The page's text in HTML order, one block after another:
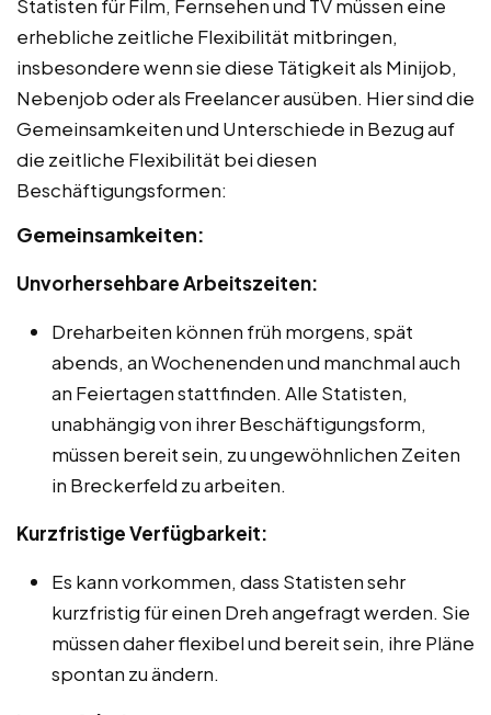
Statisten für Film, Fernsehen und TV müssen eine
erhebliche zeitliche Flexibilität mitbringen,
insbesondere wenn sie diese Tätigkeit als Minijob,
Nebenjob oder als Freelancer ausüben. Hier sind die
Gemeinsamkeiten und Unterschiede in Bezug auf
die zeitliche Flexibilität bei diesen
Beschäftigungsformen:
Gemeinsamkeiten:
Unvorhersehbare Arbeitszeiten:
Dreharbeiten können früh morgens, spät
abends, an Wochenenden und manchmal auch
an Feiertagen stattfinden. Alle Statisten,
unabhängig von ihrer Beschäftigungsform,
müssen bereit sein, zu ungewöhnlichen Zeiten
in Breckerfeld zu arbeiten.
Kurzfristige Verfügbarkeit:
Es kann vorkommen, dass Statisten sehr
kurzfristig für einen Dreh angefragt werden. Sie
müssen daher flexibel und bereit sein, ihre Pläne
spontan zu ändern.